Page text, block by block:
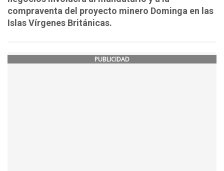
compraventa del proyecto minero Dominga en las
Islas Vírgenes Británicas.
PUBLICIDAD